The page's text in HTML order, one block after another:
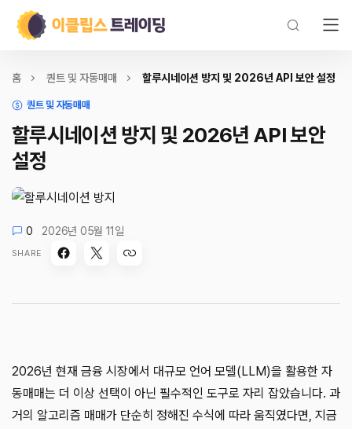
홈 퀀트 및 자동매매 할루시네이션 방지 및 2026년 API 보안 설정
퀀트 및 자동매매
할루시네이션 방지 및 2026년 API 보안
설정
0 2026년 05월 11일
SHARE
2026년 현재 금융 시장에서 대규모 언어 모델(LLM)을 활용한 자
동매매는 더 이상 선택이 아닌 필수적인 도구로 자리 잡았습니다. 과
거의 알고리즘 매매가 단순히 정해진 수식에 따라 움직였다면, 지금